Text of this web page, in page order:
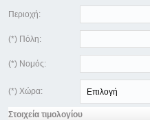
Περιοχή:
(*) Πόλη:
(*) Νομός:
(*) Χώρα:
Στοιχεία τιμολογίου